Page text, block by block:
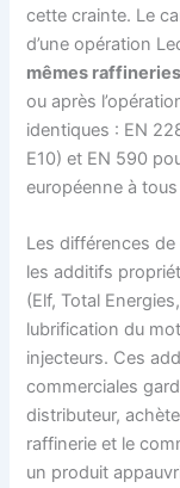
cette crainte. Le
d’une opération
mêmes raffineries
ou après
identiques : EN
E10) et EN 590
européenne à
Les différences
les additifs
(Elf, Total
lubrification du
injecteurs. Ces
commerciales
distributeur,
raffinerie et le
un produit